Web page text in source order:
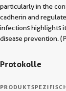
particularly in the
cadherin and
infections highlights
disease prevention.
Protokolle